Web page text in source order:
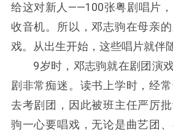
给这对新人——100张粤剧唱片
收音机。所以，邓志驹在母亲
戏。从出生开始，这些唱片就伴
9岁时，邓志驹就在剧团演戏
剧非常痴迷。读书上学时，经
去考剧团，因此被班主任严厉
驹一心要唱戏，无论是曲艺团